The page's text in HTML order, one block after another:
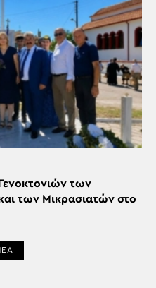
των
των Μικρασιατών στο